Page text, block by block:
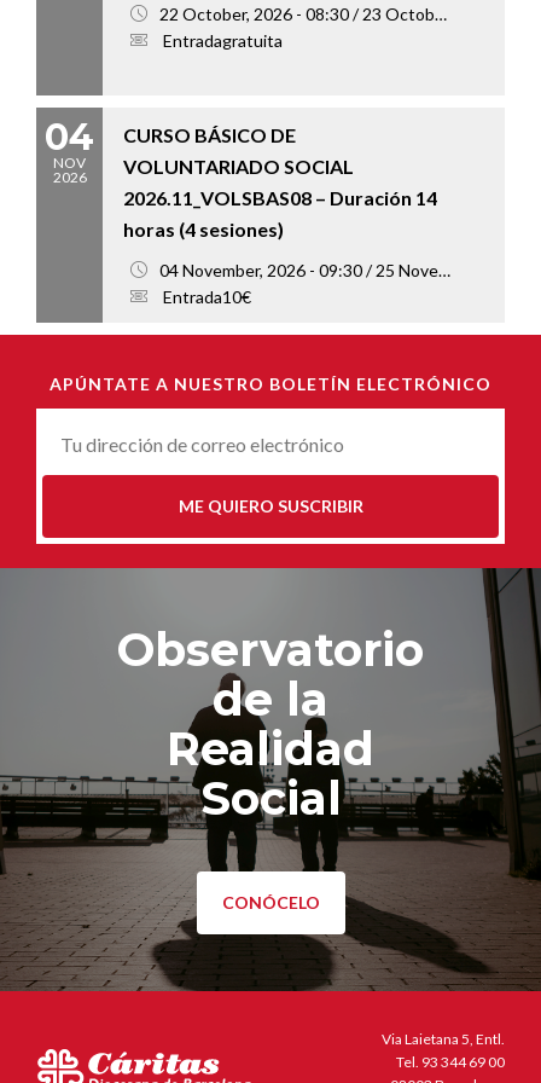
22 October, 2026 - 08:30 / 23 October, 2026 - 18:00
Entradagratuita
04
NOV
2026
CURSO BÁSICO DE
VOLUNTARIADO SOCIAL
2026.11_VOLSBAS08 – Duración 14
horas (4 sesiones)
04 November, 2026 - 09:30 / 25 November, 2026 - 13:00
Entrada10€
APÚNTATE A NUESTRO BOLETÍN ELECTRÓNICO
Correu-
ME QUIERO SUSCRIBIR
Observatorio
de la
Realidad
Social
CONÓCELO
Via Laietana 5, Entl.
Tel. 93 344 69 00